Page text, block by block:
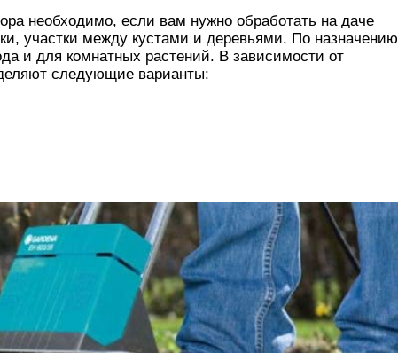
необходимо, если вам нужно обработать на даче
участки между кустами и деревьями. По назначению
и для комнатных растений. В зависимости от
следующие варианты: